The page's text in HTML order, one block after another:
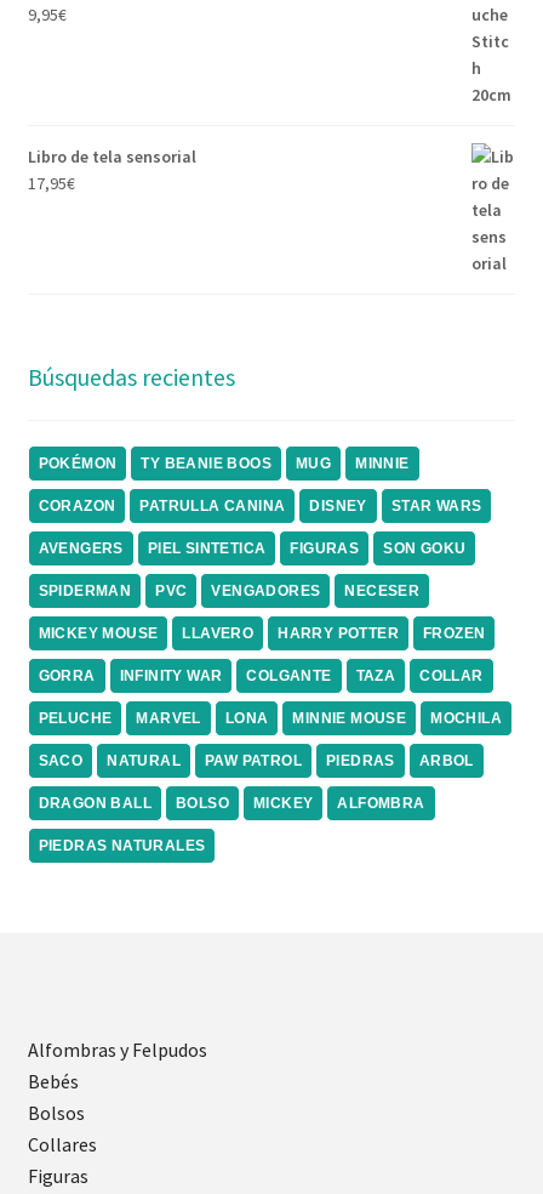
9,95€
Libro de tela sensorial
17,95€
Búsquedas recientes
POKÉMON TY BEANIE BOOS MUG MINNIE
CORAZON PATRULLA CANINA DISNEY STAR WARS
AVENGERS PIEL SINTETICA FIGURAS SON GOKU
SPIDERMAN PVC VENGADORES NECESER
MICKEY MOUSE LLAVERO HARRY POTTER FROZEN
GORRA INFINITY WAR COLGANTE TAZA COLLAR
PELUCHE MARVEL LONA MINNIE MOUSE MOCHILA
SACO NATURAL PAW PATROL PIEDRAS ARBOL
DRAGON BALL BOLSO MICKEY ALFOMBRA
PIEDRAS NATURALES
Alfombras y Felpudos
Bebés
Bolsos
Collares
Figuras